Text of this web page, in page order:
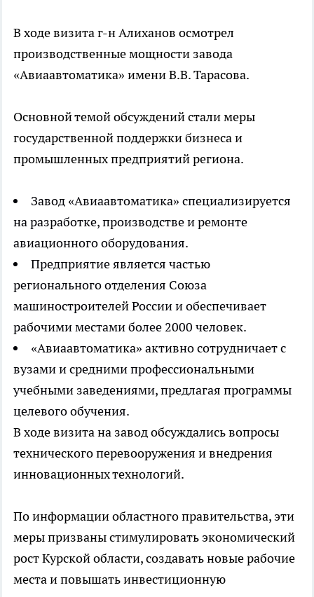
В ходе визита г-н Алиханов осмотрел
производственные мощности завода
«Авиаавтоматика» имени В.В. Тарасова.
Основной темой обсуждений стали меры
государственной поддержки бизнеса и
промышленных предприятий региона.
Завод «Авиаавтоматика» специализируется
на разработке, производстве и ремонте
авиационного оборудования.
Предприятие является частью
регионального отделения Союза
машиностроителей России и обеспечивает
рабочими местами более 2000 человек.
«Авиаавтоматика» активно сотрудничает с
вузами и средними профессиональными
учебными заведениями, предлагая программы
целевого обучения.
В ходе визита на завод обсуждались вопросы
технического перевооружения и внедрения
инновационных технологий.
По информации областного правительства, эти
меры призваны стимулировать экономический
рост Курской области, создавать новые рабочие
места и повышать инвестиционную